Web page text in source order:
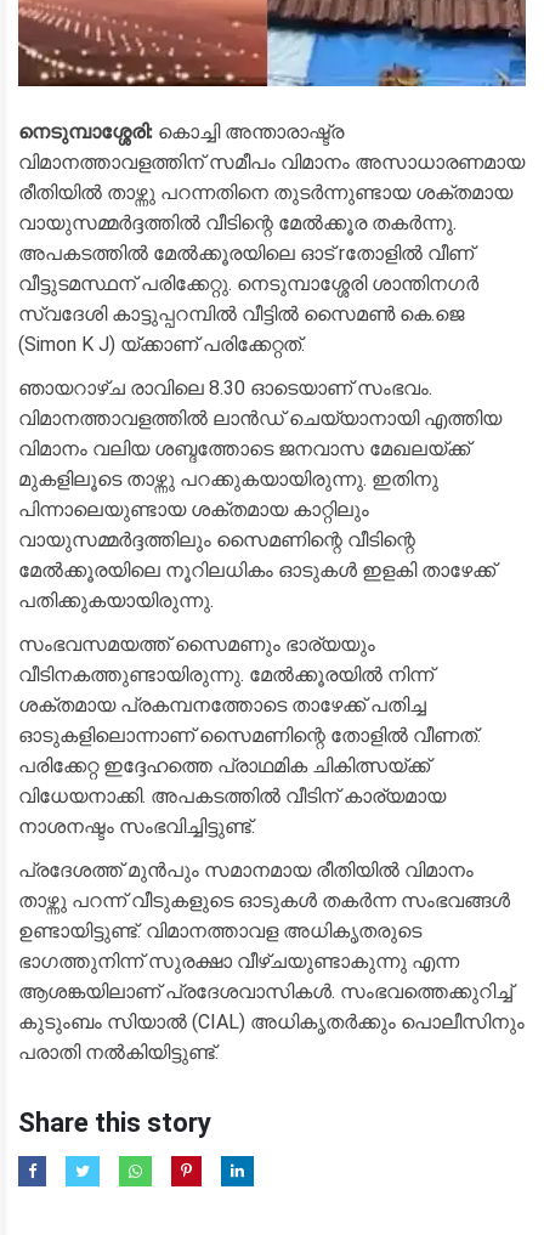
നെടുമ്പാശ്ശേരി: കൊച്ചി അന്താരാഷ്ട്ര
വിമാനത്താവളത്തിന് സമീപം വിമാനം അസാധാരണമായ
രീതിയിൽ താഴ്ന്നു പറന്നതിനെ തുടർന്നുണ്ടായ ശക്തമായ
വായുസമ്മർദ്ദത്തിൽ വീടിന്റെ മേൽക്കൂര തകർന്നു.
അപകടത്തിൽ മേൽക്കൂരയിലെ ഓട് rതോളിൽ വീണ്
വീട്ടുടമസ്ഥന് പരിക്കേറ്റു. നെടുമ്പാശ്ശേരി ശാന്തിനഗർ
സ്വദേശി കാട്ടുപ്പറമ്പിൽ വീട്ടിൽ സൈമൺ കെ.ജെ
(Simon K J) യ്ക്കാണ് പരിക്കേറ്റത്.
​ഞായറാഴ്ച രാവിലെ 8.30 ഓടെയാണ് സംഭവം.
വിമാനത്താവളത്തിൽ ലാൻഡ് ചെയ്യാനായി എത്തിയ
വിമാനം വലിയ ശബ്ദത്തോടെ ജനവാസ മേഖലയ്ക്ക്
മുകളിലൂടെ താഴ്ന്നു പറക്കുകയായിരുന്നു. ഇതിനു
പിന്നാലെയുണ്ടായ ശക്തമായ കാറ്റിലും
വായുസമ്മർദ്ദത്തിലും സൈമണിന്റെ വീടിന്റെ
മേൽക്കൂരയിലെ നൂറിലധികം ഓടുകൾ ഇളകി താഴേക്ക്
പതിക്കുകയായിരുന്നു.
​സംഭവസമയത്ത് സൈമണും ഭാര്യയും
വീടിനകത്തുണ്ടായിരുന്നു. മേൽക്കൂരയിൽ നിന്ന്
ശക്തമായ പ്രകമ്പനത്തോടെ താഴേക്ക് പതിച്ച
ഓടുകളിലൊന്നാണ് സൈമണിന്റെ തോളിൽ വീണത്.
പരിക്കേറ്റ ഇദ്ദേഹത്തെ പ്രാഥമിക ചികിത്സയ്ക്ക്
വിധേയനാക്കി. അപകടത്തിൽ വീടിന് കാര്യമായ
നാശനഷ്ടം സംഭവിച്ചിട്ടുണ്ട്.
​പ്രദേശത്ത് മുൻപും സമാനമായ രീതിയിൽ വിമാനം
താഴ്ന്നു പറന്ന് വീടുകളുടെ ഓടുകൾ തകർന്ന സംഭവങ്ങൾ
ഉണ്ടായിട്ടുണ്ട്. വിമാനത്താവള അധികൃതരുടെ
ഭാഗത്തുനിന്ന് സുരക്ഷാ വീഴ്ചയുണ്ടാകുന്നു എന്ന
ആശങ്കയിലാണ് പ്രദേശവാസികൾ. സംഭവത്തെക്കുറിച്ച്
കുടുംബം സിയാൽ (CIAL) അധികൃതർക്കും പൊലീസിനും
പരാതി നൽകിയിട്ടുണ്ട്.
Share this story